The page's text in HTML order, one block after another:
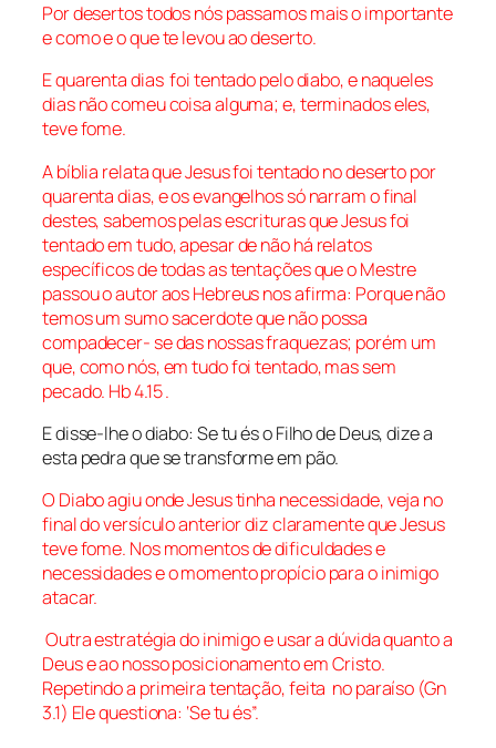
Por desertos todos nós passamos mais o importante
e como e o que te levou ao deserto.
E quarenta dias foi tentado pelo diabo, e naqueles
dias não comeu coisa alguma; e, terminados eles,
teve fome.
A bíblia relata que Jesus foi tentado no deserto por
quarenta dias, e os evangelhos só narram o final
destes, sabemos pelas escrituras que Jesus foi
tentado em tudo, apesar de não há relatos
específicos de todas as tentações que o Mestre
passou o autor aos Hebreus nos afirma: Porque não
temos um sumo sacerdote que não possa
compadecer- se das nossas fraquezas; porém um
que, como nós, em tudo foi tentado, mas sem
pecado. Hb 4.15.
E disse-lhe o diabo: Se tu és o Filho de Deus, dize a
esta pedra que se transforme em pão.
O Diabo agiu onde Jesus tinha necessidade, veja no
final do versículo anterior diz claramente que Jesus
teve fome. Nos momentos de dificuldades e
necessidades e o momento propício para o inimigo
atacar.
Outra estratégia do inimigo e usar a dúvida quanto a
Deus e ao nosso posicionamento em Cristo.
Repetindo a primeira tentação, feita no paraíso (Gn
3.1) Ele questiona: ‘Se tu és”.